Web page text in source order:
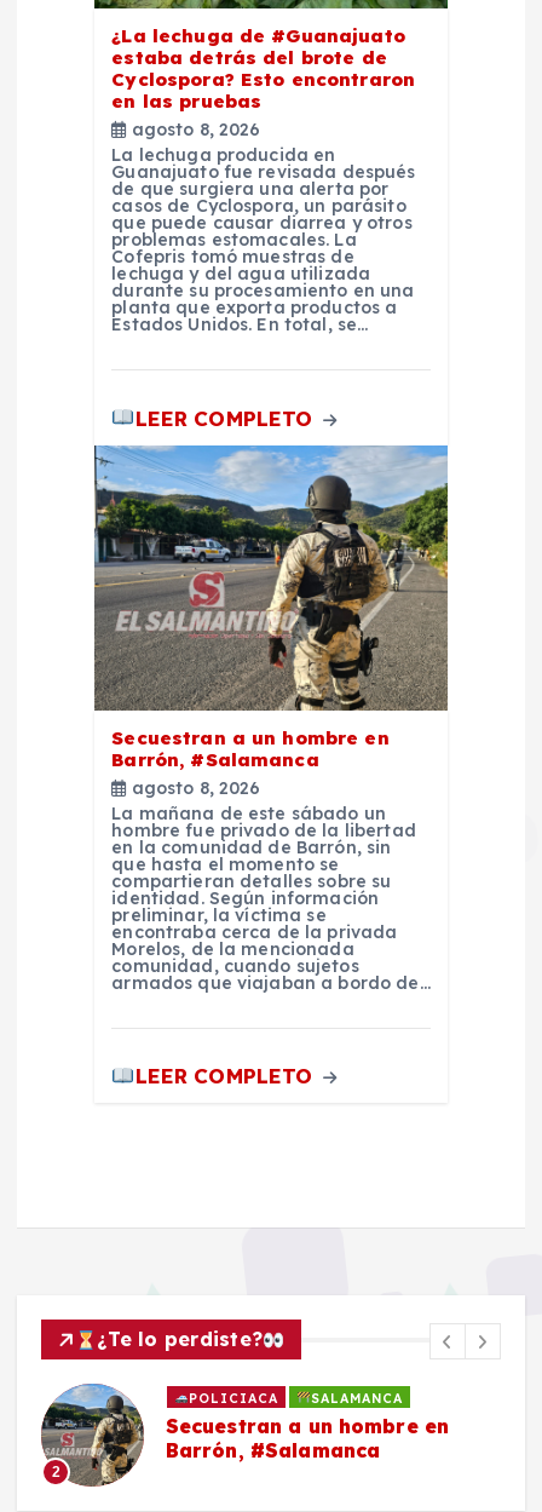
¿La lechuga de #Guanajuato
estaba detrás del brote de
Cyclospora? Esto encontraron
en las pruebas
agosto 8, 2026
La lechuga producida en
Guanajuato fue revisada después
de que surgiera una alerta por
casos de Cyclospora, un parásito
que puede causar diarrea y otros
problemas estomacales. La
Cofepris tomó muestras de
lechuga y del agua utilizada
durante su procesamiento en una
planta que exporta productos a
Estados Unidos. En total, se…
LEER COMPLETO
Secuestran a un hombre en
Barrón, #Salamanca
agosto 8, 2026
La mañana de este sábado un
hombre fue privado de la libertad
en la comunidad de Barrón, sin
que hasta el momento se
compartieran detalles sobre su
identidad. Según información
preliminar, la víctima se
encontraba cerca de la privada
Morelos, de la mencionada
comunidad, cuando sujetos
armados que viajaban a bordo de…
LEER COMPLETO
¿Te lo perdiste?
2
POLICIACA SALAMANCA
Secuestran a un hombre en
Barrón, #Salamanca